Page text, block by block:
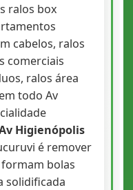
ralos box
cabelos, ralos
comerciais
ralos área
todo Av
Higienópolis
é remover
bolas
solidificada